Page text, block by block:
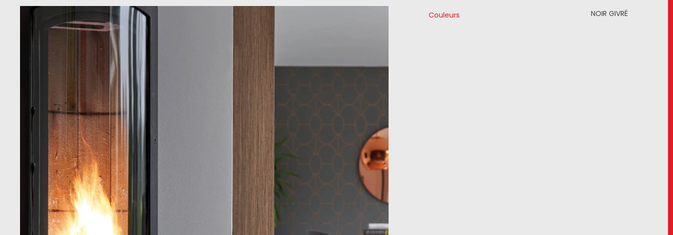
Couleurs NOIR GIVRÉ